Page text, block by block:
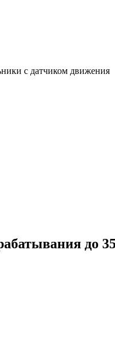
с датчиком движения
до